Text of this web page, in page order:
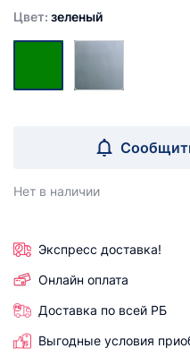
Цвет: зеленый
Нет в наличии
Экспресс доставка!
Онлайн оплата
Доставка по всей РБ
Выгодные условия